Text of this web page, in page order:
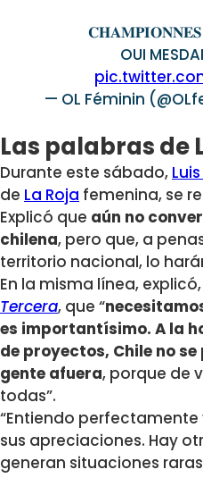
OUI
— OL Féminin
Las palabras de
Durante este sábado,
de La Roja femenina, se
Explicó que aún no
chilena, pero que, a
territorio nacional, lo
En la misma línea,
Tercera, que “
es importantísimo. A la
de proyectos, Chile no
gente afuera, porque de
todas”.
“Entiendo
sus apreciaciones. Hay
generan situaciones